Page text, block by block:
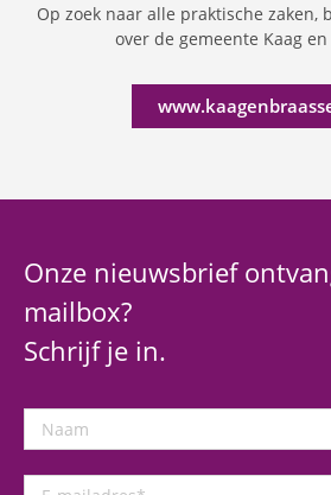
Op zoek naar alle praktische zaken,
over de gemeente Kaag en
Onze nieuwsbrief
mailbox?
Schrijf je in.
Naam